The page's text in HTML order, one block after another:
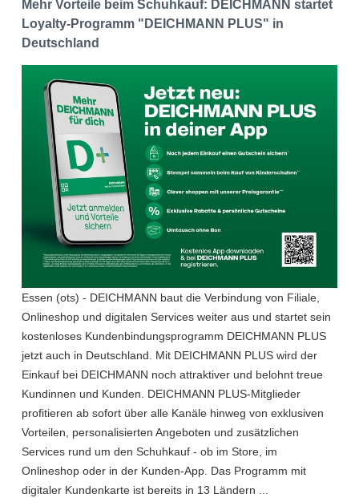
Mehr Vorteile beim Schuhkauf: DEICHMANN startet
Loyalty-Programm "DEICHMANN PLUS" in
Deutschland
Essen (ots) - DEICHMANN baut die Verbindung von Filiale,
Onlineshop und digitalen Services weiter aus und startet sein
kostenloses Kundenbindungsprogramm DEICHMANN PLUS
jetzt auch in Deutschland. Mit DEICHMANN PLUS wird der
Einkauf bei DEICHMANN noch attraktiver und belohnt treue
Kundinnen und Kunden. DEICHMANN PLUS-Mitglieder
profitieren ab sofort über alle Kanäle hinweg von exklusiven
Vorteilen, personalisierten Angeboten und zusätzlichen
Services rund um den Schuhkauf - ob im Store, im
Onlineshop oder in der Kunden-App. Das Programm mit
digitaler Kundenkarte ist bereits in 13 Ländern ...